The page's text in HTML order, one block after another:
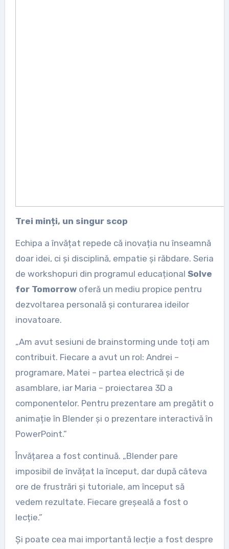
Trei minți, un singur scop
Echipa a învățat repede că inovația nu înseamnă
doar idei, ci și disciplină, empatie și răbdare. Seria
de workshopuri din programul educațional Solve
for Tomorrowoferă un mediu propice pentru
dezvoltarea personală și conturarea ideilor
inovatoare.
„Am avut sesiuni de brainstorming unde toți am
contribuit. Fiecare a avut un rol: Andrei –
programare, Matei – partea electrică și de
asamblare, iar Maria – proiectarea 3D a
componentelor. Pentru prezentare am pregătit o
animație în Blender și o prezentare interactivă în
PowerPoint.”
Învățarea a fost continuă. „Blender pare
imposibil de învățat la început, dar după câteva
ore de frustrări și tutoriale, am început să
vedem rezultate. Fiecare greșeală a fost o
lecție.”
Și poate cea mai importantă lecție a fost despre